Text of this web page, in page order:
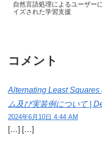
自然言語処理によるユーザー
イズされた学習支援
コメント
Alternating Least
ム及び実装例について |
2024年6月10日 4:44 AM
[…] […]